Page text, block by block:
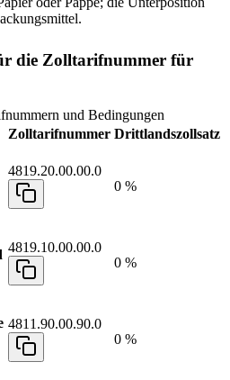
die Zolltarifnummer für
und Bedingungen
Zolltarifnummer Drittlandszollsatz
4819.20.00.00.0
0 %
4819.10.00.00.0
0 %
4811.90.00.90.0
0 %